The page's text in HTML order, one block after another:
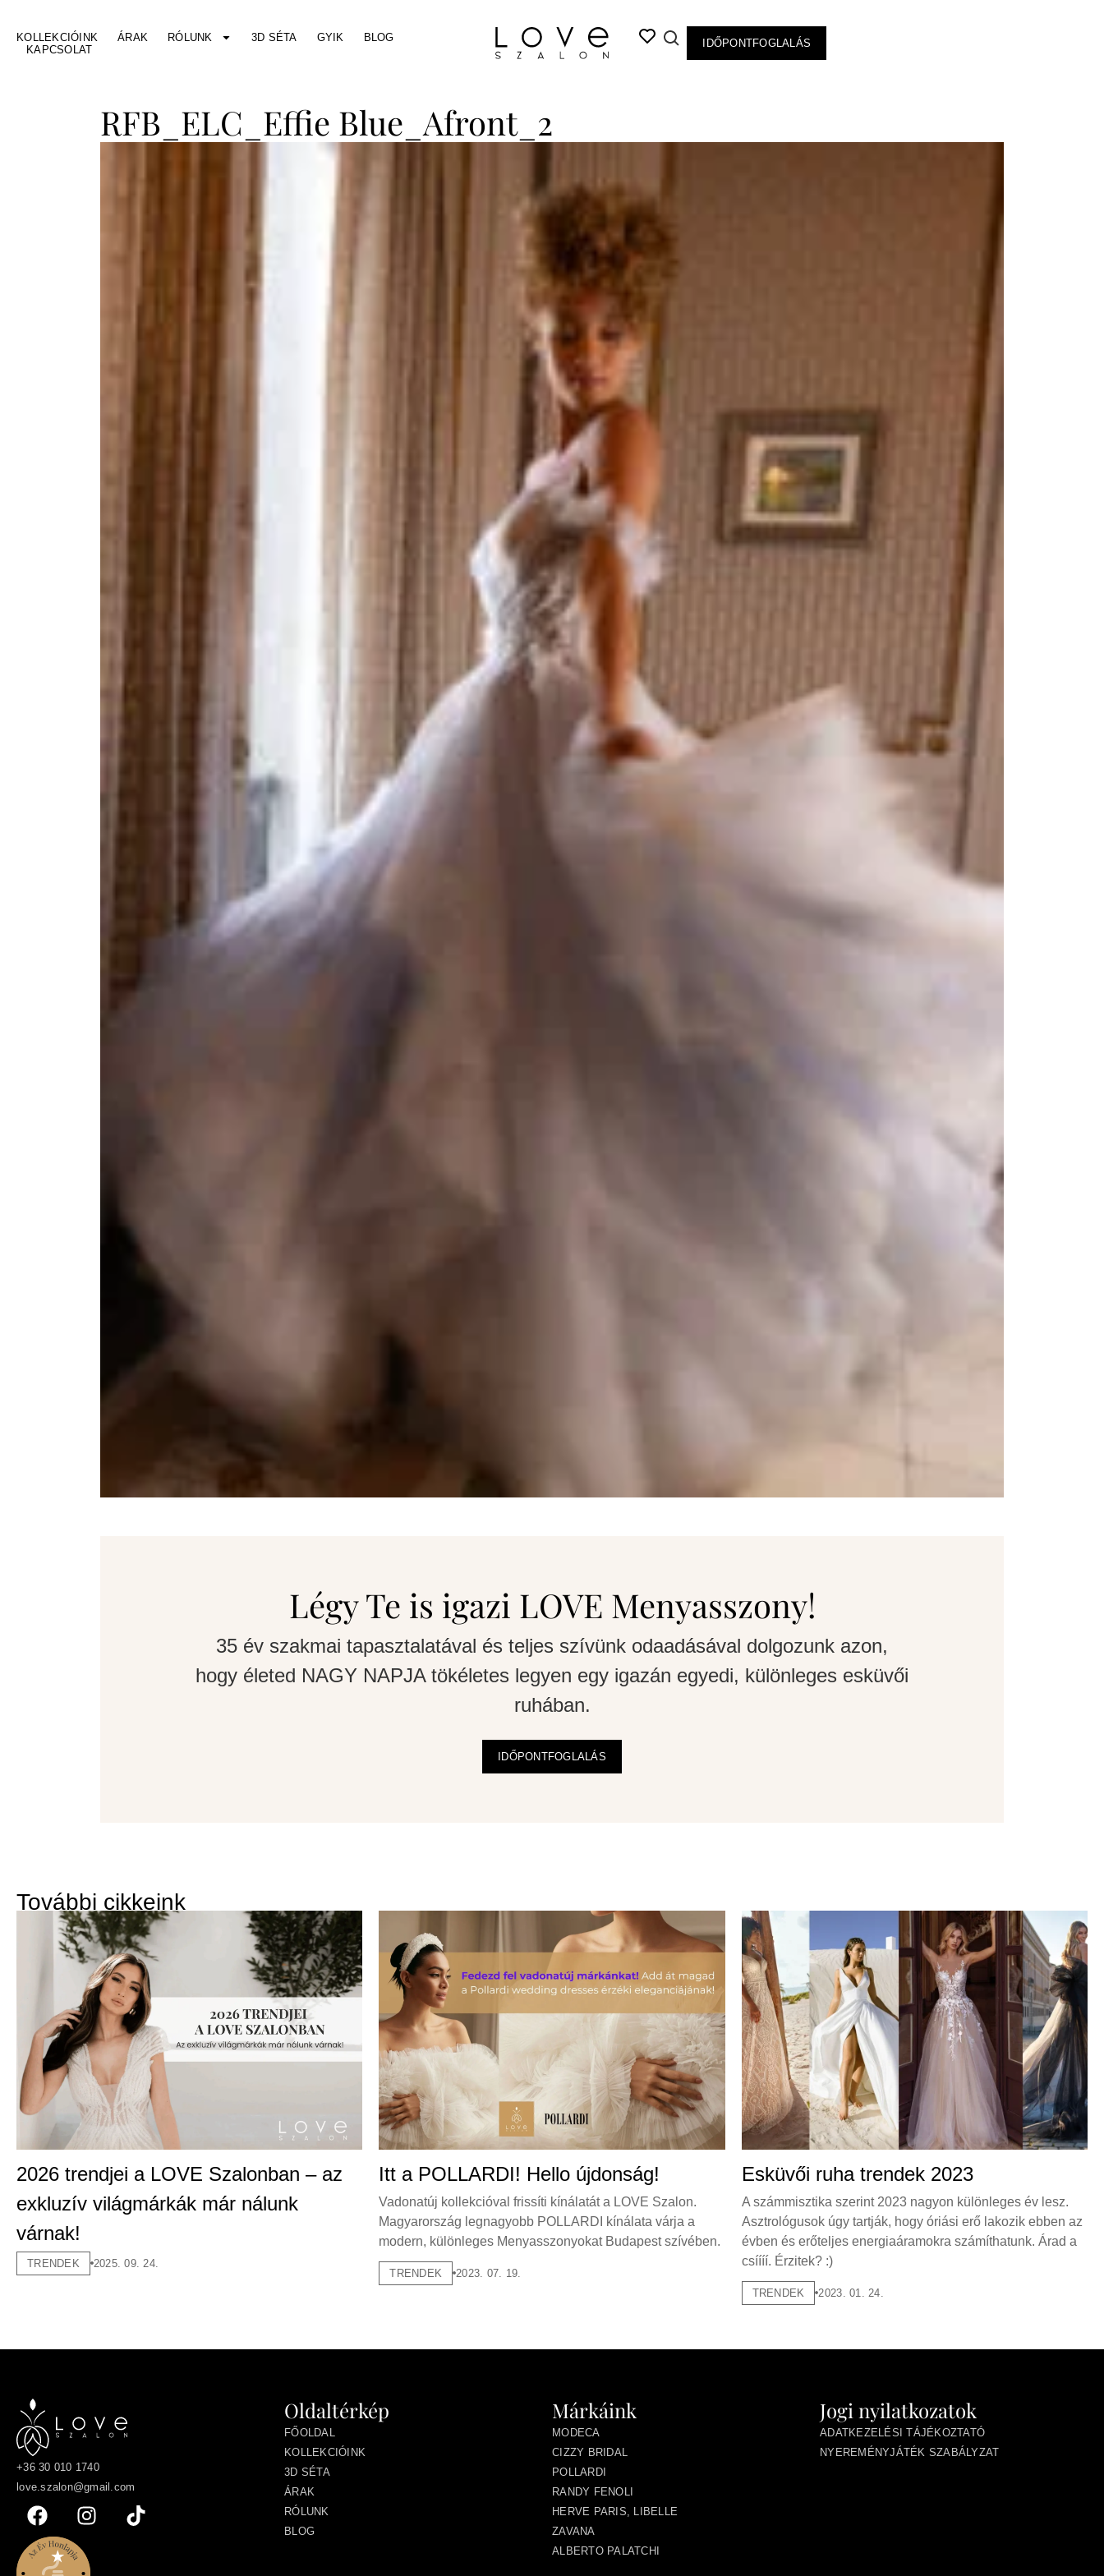
KOLLEKCIÓINK ÁRAK RÓLUNK 3D SÉTA GYIK
BLOG
KAPCSOLAT
IDŐPONTFOGLALÁS
RFB_ELC_Effie Blue_Afront_2
Légy Te is igazi LOVE Menyasszony!
35 év szakmai tapasztalatával és teljes szívünk odaadásával dolgozunk azon,
hogy életed NAGY NAPJA tökéletes legyen egy igazán egyedi, különleges esküvői
ruhában.
IDŐPONTFOGLALÁS
További cikkeink
2026 trendjei a LOVE Szalonban – az
exkluzív világmárkák már nálunk
várnak!
TRENDEK 2025. 09. 24.
Itt a POLLARDI! Hello újdonság!
Vadonatúj kollekcióval frissíti kínálatát a LOVE Szalon.
Magyarország legnagyobb POLLARDI kínálata várja a
modern, különleges Menyasszonyokat Budapest szívében.
TRENDEK 2023. 07. 19.
Esküvői ruha trendek 2023
A számmisztika szerint 2023 nagyon különleges év lesz.
Asztrológusok úgy tartják, hogy óriási erő lakozik ebben az
évben és erőteljes energiaáramokra számíthatunk. Árad a
csíííí. Érzitek? :)
TRENDEK 2023. 01. 24.
+36 30 010 1740
love.szalon@gmail.com
Oldaltérkép
FŐOLDAL
KOLLEKCIÓINK
3D SÉTA
ÁRAK
RÓLUNK
BLOG
Márkáink
MODECA
CIZZY BRIDAL
POLLARDI
RANDY FENOLI
HERVE PARIS, LIBELLE
ZAVANA
ALBERTO PALATCHI
Jogi nyilatkozatok
ADATKEZELÉSI TÁJÉKOZTATÓ
NYEREMÉNYJÁTÉK SZABÁLYZAT